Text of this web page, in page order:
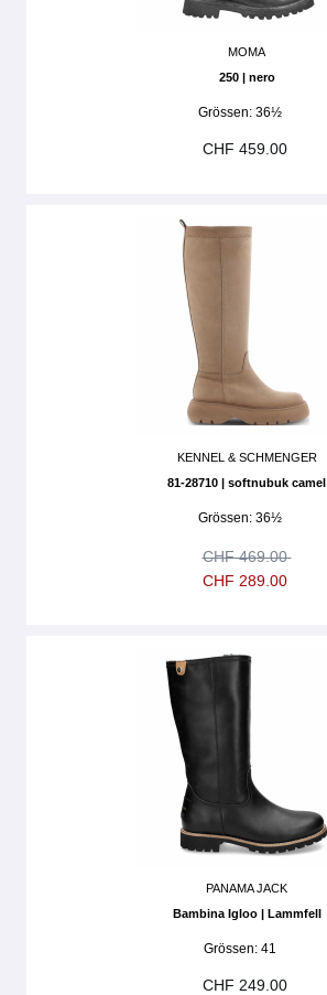
MOMA
250 | nero
Grössen: 36½
CHF 459.00
KENNEL & SCHMENGER
81-28710 | softnubuk camel
Grössen: 36½
CHF 289.00
CHF 469.00
PANAMA JACK
Bambina Igloo | Lammfell
Grössen: 41
CHF 249.00